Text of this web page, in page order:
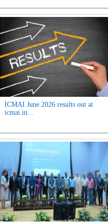
ICMAI June 2026 results out at
icmai.in...